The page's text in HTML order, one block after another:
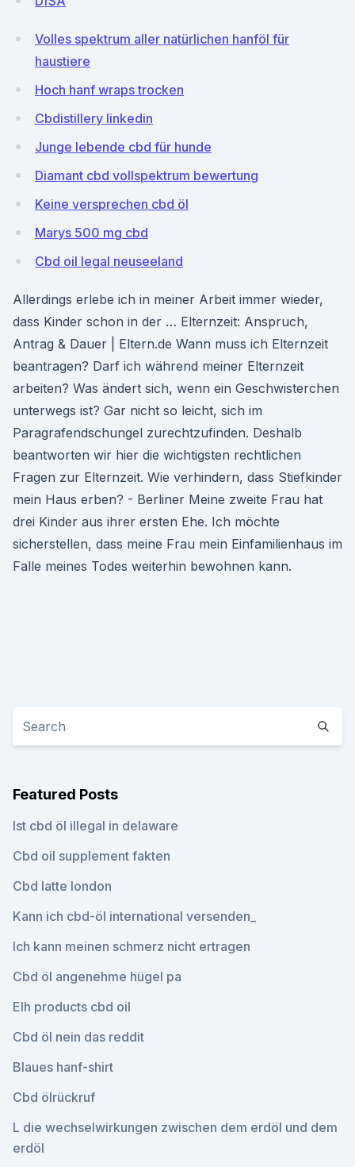
Volles spektrum aller natürlichen hanföl für
haustiere
Hoch hanf wraps trocken
Cbdistillery linkedin
Junge lebende cbd für hunde
Diamant cbd vollspektrum bewertung
Keine versprechen cbd öl
Marys 500 mg cbd
Cbd oil legal neuseeland
Allerdings erlebe ich in meiner Arbeit immer wieder,
dass Kinder schon in der … Elternzeit: Anspruch,
Antrag & Dauer | Eltern.de Wann muss ich Elternzeit
beantragen? Darf ich während meiner Elternzeit
arbeiten? Was ändert sich, wenn ein Geschwisterchen
unterwegs ist? Gar nicht so leicht, sich im
Paragrafendschungel zurechtzufinden. Deshalb
beantworten wir hier die wichtigsten rechtlichen
Fragen zur Elternzeit. Wie verhindern, dass Stiefkinder
mein Haus erben? - Berliner Meine zweite Frau hat
drei Kinder aus ihrer ersten Ehe. Ich möchte
sicherstellen, dass meine Frau mein Einfamilienhaus im
Falle meines Todes weiterhin bewohnen kann.
Featured Posts
Ist cbd öl illegal in delaware
Cbd oil supplement fakten
Cbd latte london
Kann ich cbd-öl international versenden_
Ich kann meinen schmerz nicht ertragen
Cbd öl angenehme hügel pa
Elh products cbd oil
Cbd öl nein das reddit
Blaues hanf-shirt
Cbd ölrückruf
L die wechselwirkungen zwischen dem erdöl und dem
erdöl